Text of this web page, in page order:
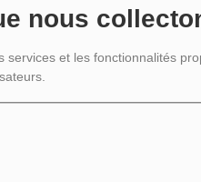
nous
services et les fonctionnalités